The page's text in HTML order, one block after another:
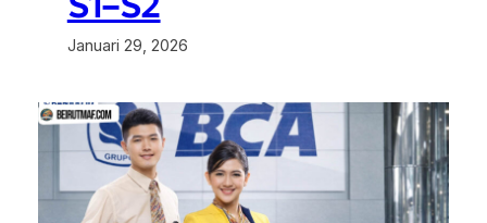
Januari 29, 2026